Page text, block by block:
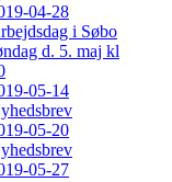
04-28
i Søbo
d. 5. maj kl
05-14
05-20
05-27